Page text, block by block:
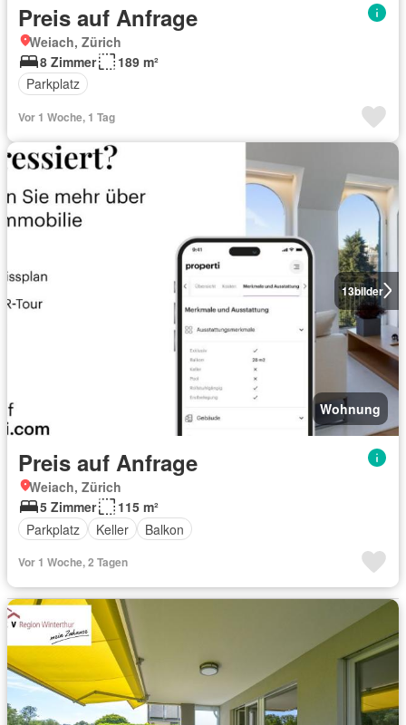
Preis auf Anfrage
Weiach, Zürich
8 Zimmer
189 m²
Parkplatz
Vor 1 Woche, 1 Tag
13bilder
Wohnung
Preis auf Anfrage
Weiach, Zürich
5 Zimmer
115 m²
Parkplatz
Keller Balkon
Vor 1 Woche, 2 Tagen